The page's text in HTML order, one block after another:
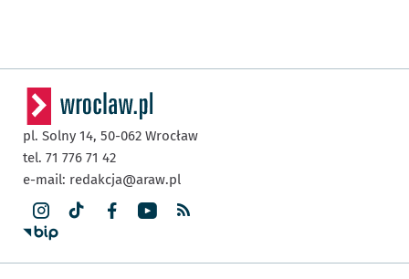
pl. Solny 14, 50-062 Wrocław
tel. 71 776 71 42
e-mail: redakcja@araw.pl